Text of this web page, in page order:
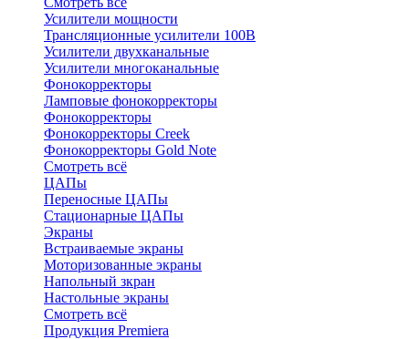
Усилители мощности
Трансляционные усилители 100В
Усилители двухканальные
Усилители многоканальные
Фонокорректоры
Ламповые фонокорректоры
Фонокорректоры
Фонокорректоры Creek
Фонокорректоры Gold Note
Смотреть всё
ЦАПы
Переносные ЦАПы
Стационарные ЦАПы
Экраны
Встраиваемые экраны
Моторизованные экраны
Напольный зкран
Настольные экраны
Смотреть всё
Продукция Premiera